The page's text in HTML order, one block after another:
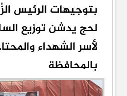
بتوجيهات الرئيس
لحج يدشن توزيع
لأسر الشهداء
بالمحافظة